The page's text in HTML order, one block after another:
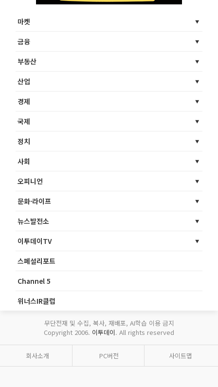
마켓
금융
부동산
산업
경제
국제
정치
사회
오피니언
문화·라이프
뉴스발전소
이투데이TV
스페셜리포트
Channel 5
위너스IR클럽
무단전재 및 수집, 복사, 재배포, AI학습 이용 금지
Copyright 2006. 이투데이. All rights reserved
회사소개 PC버전 사이트맵